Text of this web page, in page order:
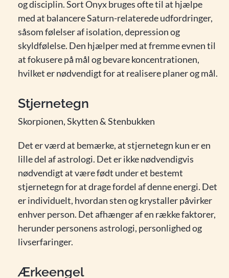
og disciplin. Sort Onyx bruges ofte til at hjælpe
med at balancere Saturn-relaterede udfordringer,
såsom følelser af isolation, depression og
skyldfølelse. Den hjælper med at fremme evnen til
at fokusere på mål og bevare koncentrationen,
hvilket er nødvendigt for at realisere planer og mål.
Stjernetegn
Skorpionen, Skytten & Stenbukken
Det er værd at bemærke, at stjernetegn kun er en
lille del af astrologi. Det er ikke nødvendigvis
nødvendigt at være født under et bestemt
stjernetegn for at drage fordel af denne energi. Det
er individuelt, hvordan sten og krystaller påvirker
enhver person. Det afhænger af en række faktorer,
herunder personens astrologi, personlighed og
livserfaringer.
Ærkeengel